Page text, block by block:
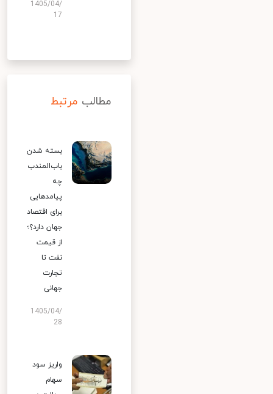
1405/04/
17
مطالب مرتبط
بسته شدن
باب‌المندب
چه
پیامدهایی
برای اقتصاد
جهان دارد؟؛
از قیمت
نفت تا
تجارت
جهانی
1405/04/
28
واریز سود
سهام